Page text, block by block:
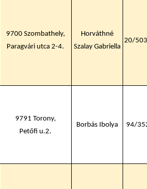
9700 Szombathely,
Paragvári utca 2-4.
Horváthné
Szalay Gabriella
20/
9791 Torony,
Petőfi u.2.
Borbás Ibolya 94/